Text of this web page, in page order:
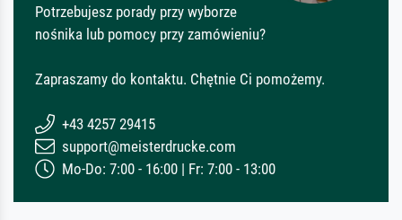
Potrzebujesz porady przy wyborze
nośnika lub pomocy przy zamówieniu?
Zapraszamy do kontaktu. Chętnie Ci pomożemy.
+43 4257 29415
support@meisterdrucke.com
Mo-Do: 7:00 - 16:00 | Fr: 7:00 - 13:00